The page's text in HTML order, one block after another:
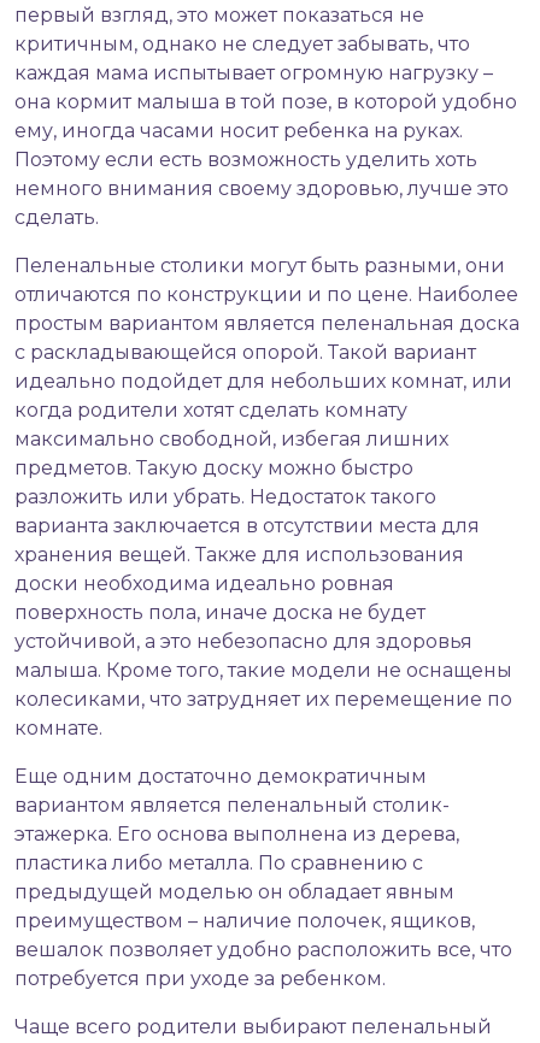
первый взгляд, это может показаться не
критичным, однако не следует забывать, что
каждая мама испытывает огромную нагрузку –
она кормит малыша в той позе, в которой удобно
ему, иногда часами носит ребенка на руках.
Поэтому если есть возможность уделить хоть
немного внимания своему здоровью, лучше это
сделать.
Пеленальные столики могут быть разными, они
отличаются по конструкции и по цене. Наиболее
простым вариантом является пеленальная доска
с раскладывающейся опорой. Такой вариант
идеально подойдет для небольших комнат, или
когда родители хотят сделать комнату
максимально свободной, избегая лишних
предметов. Такую доску можно быстро
разложить или убрать. Недостаток такого
варианта заключается в отсутствии места для
хранения вещей. Также для использования
доски необходима идеально ровная
поверхность пола, иначе доска не будет
устойчивой, а это небезопасно для здоровья
малыша. Кроме того, такие модели не оснащены
колесиками, что затрудняет их перемещение по
комнате.
Еще одним достаточно демократичным
вариантом является пеленальный столик-
этажерка. Его основа выполнена из дерева,
пластика либо металла. По сравнению с
предыдущей моделью он обладает явным
преимуществом – наличие полочек, ящиков,
вешалок позволяет удобно расположить все, что
потребуется при уходе за ребенком.
Чаще всего родители выбирают пеленальный